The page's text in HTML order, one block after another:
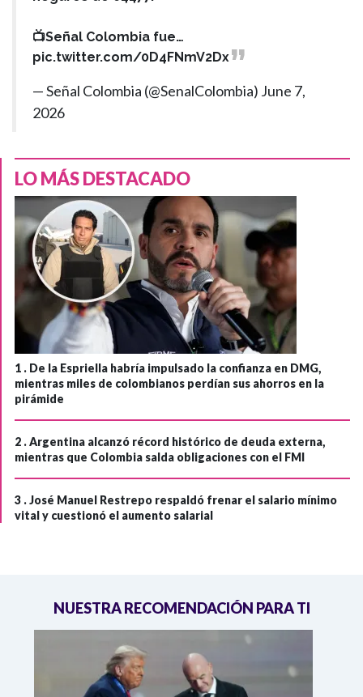
📺Señal Colombia fue…
pic.twitter.com/0D4FNmV2Dx
— Señal Colombia (@SenalColombia) June 7,
2026
LO MÁS DESTACADO
1 . De la Espriella habría impulsado la confianza en DMG,
mientras miles de colombianos perdían sus ahorros en la
pirámide
2 .Argentina alcanzó récord histórico de deuda externa,
mientras que Colombia salda obligaciones con el FMI
3 .José Manuel Restrepo respaldó frenar el salario mínimo
vital y cuestionó el aumento salarial
NUESTRA RECOMENDACIÓN PARA TI